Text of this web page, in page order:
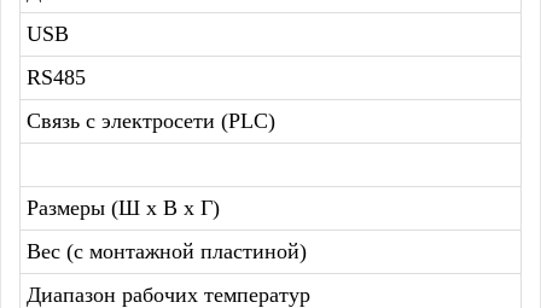
USB
RS485
Связь с электросети (PLC)
Размеры (Ш x В x Г)
Вес (с монтажной пластиной)
Диапазон рабочих температур